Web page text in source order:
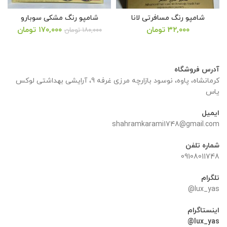
شامپو رنگ مسافرتی لانا
۳۲,۰۰۰ تومان
شامپو رنگ مشکی سوبارو
۱۸۰,۰۰۰ تومان
قیمت
۱۷۰,۰۰۰ تومان
قیمت
قیمت
آدرس فروشگاه
کرمانشاه، پاوه، نوسود بازارچه مرزی غرفه 9، آرایشی بهداشتی لوکس
یاس
ایمیل
shahramkarami1748@gmail.com
شماره تلفن
09108011748
تلگرام
lux_yas@
اینستاگرام
lux_yas@